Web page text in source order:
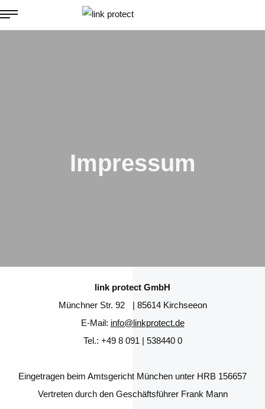
Impressum
link protect GmbH
Münchner Str. 92 | 85614 Kirchseeon
E-Mail: info@linkprotect.de
Tel.: +49 8 091 | 538440 0
Eingetragen beim Amtsgericht München unter HRB 156657
Vertreten durch den Geschäftsführer Frank Mann